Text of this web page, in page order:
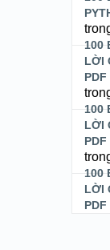
100
LỜI
PDF
100
LỜI
PDF
100
LỜI
PDF